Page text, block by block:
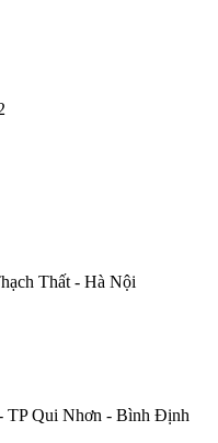
Thất - Hà Nội
TP Qui Nhơn - Bình Định